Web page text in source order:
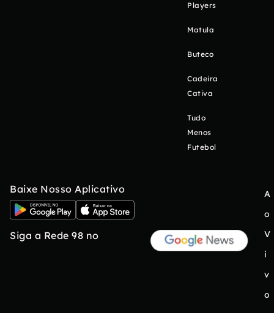
Players
Matula
Buteco
Cadeira
Cativa
Tudo
Menos
Futebol
Baixe Nosso Aplicativo
Siga a Rede 98 no
A
o
V
i
v
o